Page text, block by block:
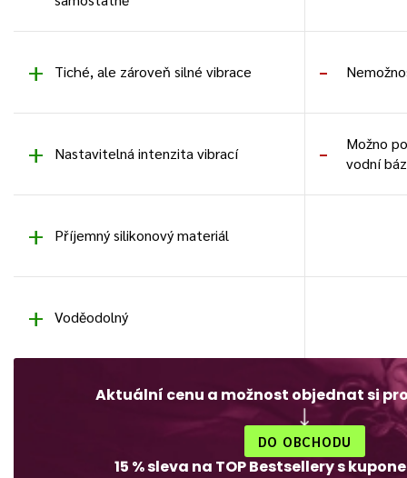
Tiché, ale zároveň silné vibrace
Nastavitelná intenzita vibrací
Možno
vodní
Příjemný silikonový materiál
Voděodolný
Aktuální cenu a možnost objednat si
DO OBCHODU
15 % sleva na TOP Bestsellery s